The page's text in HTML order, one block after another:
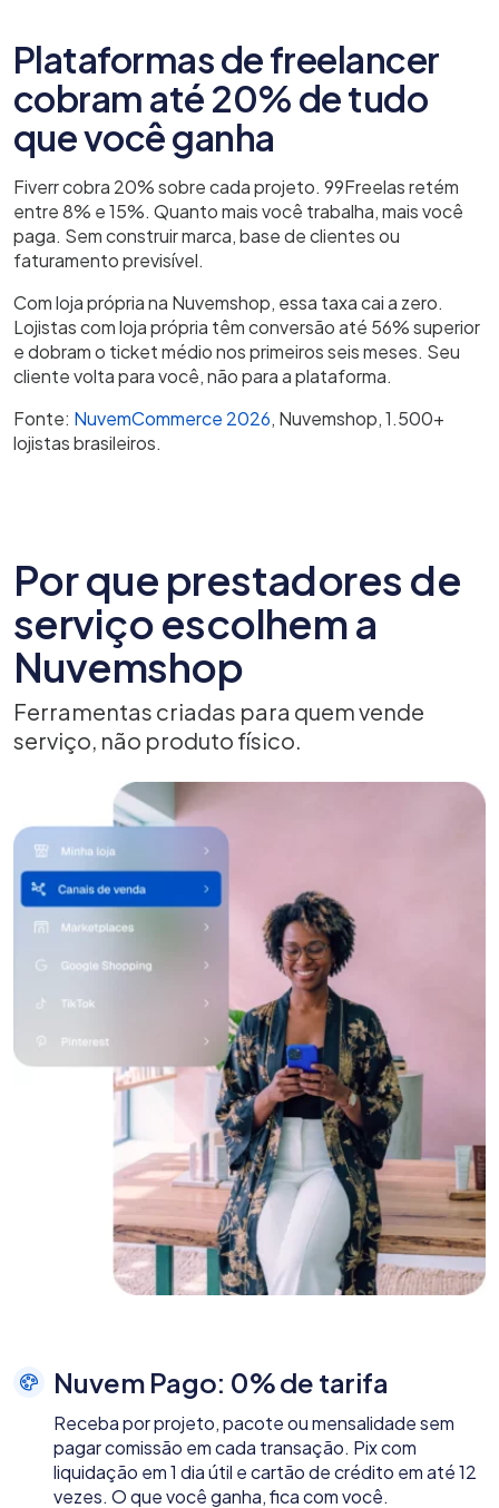
Plataformas de freelancer
cobram até 20% de tudo
que você ganha
Fiverr cobra 20% sobre cada projeto. 99Freelas retém
entre 8% e 15%. Quanto mais você trabalha, mais você
paga. Sem construir marca, base de clientes ou
faturamento previsível.
Com loja própria na Nuvemshop, essa taxa cai a zero.
Lojistas com loja própria têm conversão até 56% superior
e dobram o ticket médio nos primeiros seis meses. Seu
cliente volta para você, não para a plataforma.
Fonte: NuvemCommerce 2026, Nuvemshop, 1.500+
lojistas brasileiros.
Por que prestadores de
serviço escolhem a
Nuvemshop
Ferramentas criadas para quem vende
serviço, não produto físico.
Nuvem Pago: 0% de tarifa
Receba por projeto, pacote ou mensalidade sem
pagar comissão em cada transação. Pix com
liquidação em 1 dia útil e cartão de crédito em até 12
vezes. O que você ganha, fica com você.